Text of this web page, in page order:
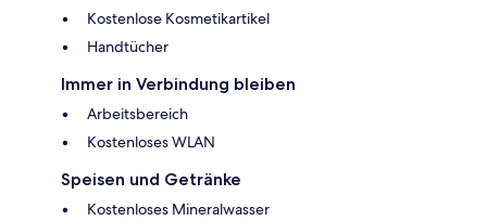
Kostenlose Kosmetikartikel
Handtücher
Immer in Verbindung bleiben
Arbeitsbereich
Kostenloses WLAN
Speisen und Getränke
Kostenloses Mineralwasser